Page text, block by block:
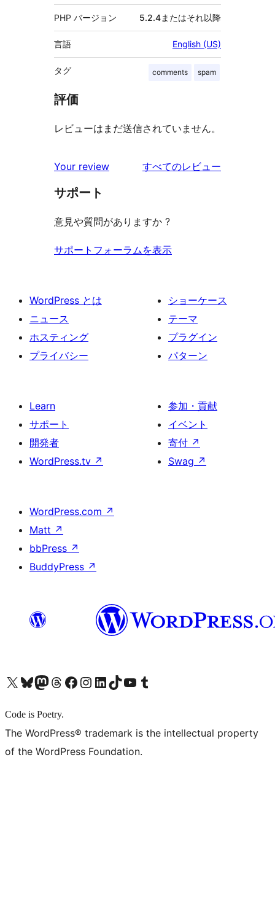
PHP バージョン 5.2.4またはそれ以降
言語 English (US)
タグ comments spam
評価
レビューはまだ送信されていません。
Your review すべてのレビュー
サポート
意見や質問がありますか ?
サポートフォーラムを表示
WordPress とは
ニュース
ホスティング
プライバシー
ショーケース
テーマ
プラグイン
パターン
Learn
サポート
開発者
WordPress.tv ↗
参加・貢献
イベント
寄付 ↗
Swag ↗
WordPress.com ↗
Matt ↗
bbPress ↗
BuddyPress ↗
X (旧 Twitter) アカウントへBluesky アカウントへMastodon アカウントへThreads アカウントへ Facebook ページへInstagram アカウントへ LinkedIn アカウントへTikTok アカウントへYouTube チャンネルへ Tumblr アカウントへ
Code is Poetry.
The WordPress® trademark is the intellectual property
of the WordPress Foundation.